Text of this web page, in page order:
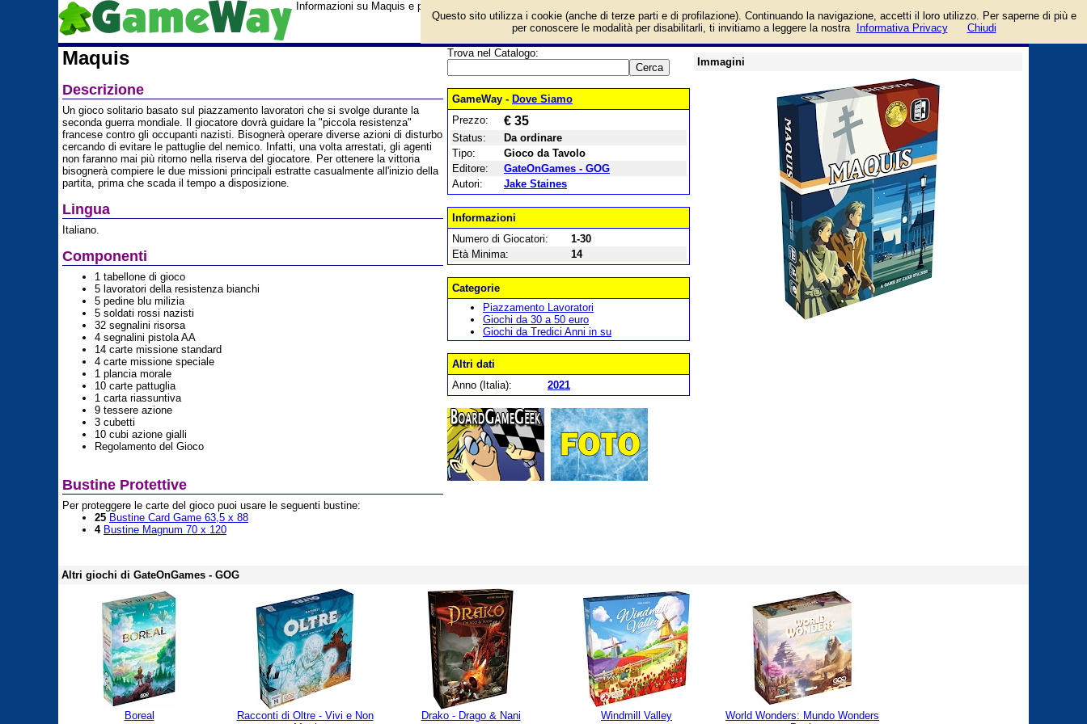
guida
Informazioni su Maquis e prezzo di vendita. Prodotto da GateOnGames - GOG
Maquis
Descrizione
Un gioco solitario basato sul piazzamento lavoratori che si svolge durante la
seconda guerra mondiale. Il giocatore dovrà guidare la "piccola resistenza"
francese contro gli occupanti nazisti. Bisognerà operare diverse azioni di disturbo
cercando di evitare le pattuglie del nemico. Infatti, una volta arrestati, gli agenti
non faranno mai più ritorno nella riserva del giocatore. Per ottenere la vittoria
bisognerà compiere le due missioni principali estratte casualmente all'inizio della
partita, prima che scada il tempo a disposizione.
Lingua
Italiano.
Componenti
1 tabellone di gioco
5 lavoratori della resistenza bianchi
5 pedine blu milizia
5 soldati rossi nazisti
32 segnalini risorsa
4 segnalini pistola AA
14 carte missione standard
4 carte missione speciale
1 plancia morale
10 carte pattuglia
1 carta riassuntiva
9 tessere azione
3 cubetti
10 cubi azione gialli
Regolamento del Gioco
Bustine Protettive
Per proteggere le carte del gioco puoi usare le seguenti bustine:
25 Bustine Card Game 63,5 x 88
4 Bustine Magnum 70 x 120
Trova nel Catalogo:
GameWay - Dove Siamo
Prezzo:
€ 35
Status:
Da ordinare
Tipo:
Gioco da Tavolo
Editore:
GateOnGames - GOG
Autori:
Jake Staines
Informazioni
Numero di Giocatori:
1-30
Età Minima:
14
Categorie
Piazzamento Lavoratori
Giochi da 30 a 50 euro
Giochi da Tredici Anni in su
Altri dati
Anno (Italia):
2021
Immagini
Altri giochi di GateOnGames - GOG
Boreal
Racconti di Oltre - Vivi e Non
Drako - Drago & Nani Windmill Valley
World Wonders: Mundo Wonders
Questo sito utilizza i cookie (anche di terze parti e di profilazione). Continuando la navigazione, accetti il loro utilizzo. Per saperne di più e
per conoscere le modalità per disabilitarli, ti invitiamo a leggere la nostra
Informativa Privacy Chiudi